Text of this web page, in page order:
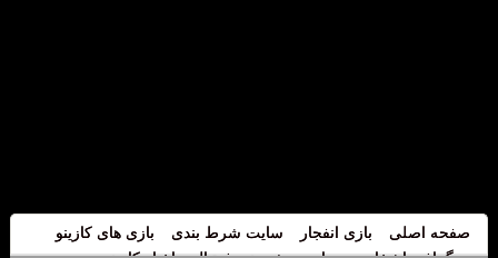
صفحه اصلی بازی انفجار سایت شرط بندی
بازی های کازینو